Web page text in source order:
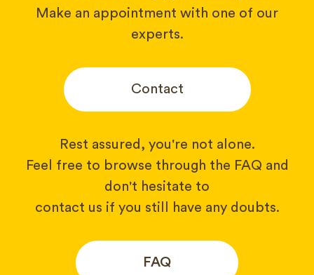
Make an appointment with one of our
experts.
Contact
Rest assured, you're not alone.
Feel free to browse through the FAQ and
don't hesitate to
contact us if you still have any doubts.
FAQ